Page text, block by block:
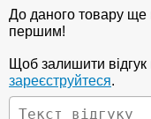
До даного товару ще
першим!
Щоб залишити відгук
зареєструйтеся.